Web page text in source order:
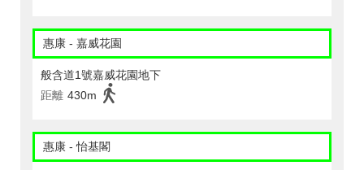
惠康 - 嘉威花園
般含道1號嘉威花園地下
距離 430m
惠康 - 怡基閣